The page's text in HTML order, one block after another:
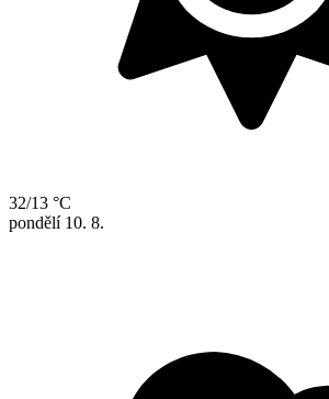
32/13 °C
pondělí 10. 8.